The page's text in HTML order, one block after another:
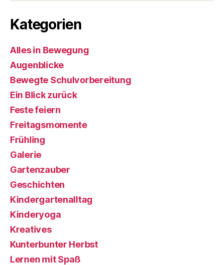
Kategorien
Alles in Bewegung
Augenblicke
Bewegte Schulvorbereitung
Ein Blick zurück
Feste feiern
Freitagsmomente
Frühling
Galerie
Gartenzauber
Geschichten
Kindergartenalltag
Kinderyoga
Kreatives
Kunterbunter Herbst
Lernen mit Spaß